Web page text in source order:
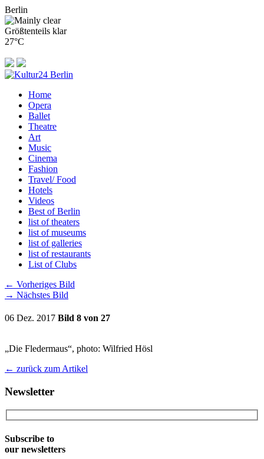
Berlin
Größtenteils klar
27°C
Home
Opera
Ballet
Theatre
Art
Music
Cinema
Fashion
Travel/ Food
Hotels
Videos
Best of Berlin
list of theaters
list of museums
list of galleries
list of restaurants
List of Clubs
← Vorheriges Bild
→ Nächstes Bild
06 Dez. 2017 Bild 8 von 27
„Die Fledermaus“, photo: Wilfried Hösl
← zurück zum Artikel
Newsletter
Subscribe to
our newsletters